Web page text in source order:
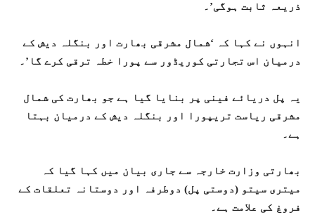
ذریعہ ثابت ہوگی’۔
انہوں نے کہا کہ ‘شمال مشرقی بھارت اور بنگلہ دیش کے
درمیان اس تجارتی کوریڈور سے پورا خطہ ترقی کرے گا’۔
یہ پل دریائے فینی پر بنایا گیا ہے جو بھارت کی شمال
مشرقی ریاست تریپورا اور بنگلہ دیش کے درمیان بہتا
ہے۔
بھارتی وزارت خارجہ سے جاری بیان میں کہا گیا کہ
میتری سیتو (دوستی پل) دوطرفہ اور دوستانہ تعلقات کے
فروغ کی علامت ہے۔